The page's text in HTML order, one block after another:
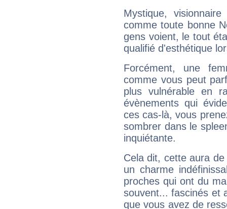
Mystique,
comme toute bonne
gens voient, le tout
qualifié d'esthétique
Forcément, une
comme vous peut
plus vulnérable en
évènements qui
ces cas-là, vous
sombrer dans le
inquiétante.
Cela dit, cette aura
un charme
proches qui ont du
souvent... fascinés et
que vous avez de